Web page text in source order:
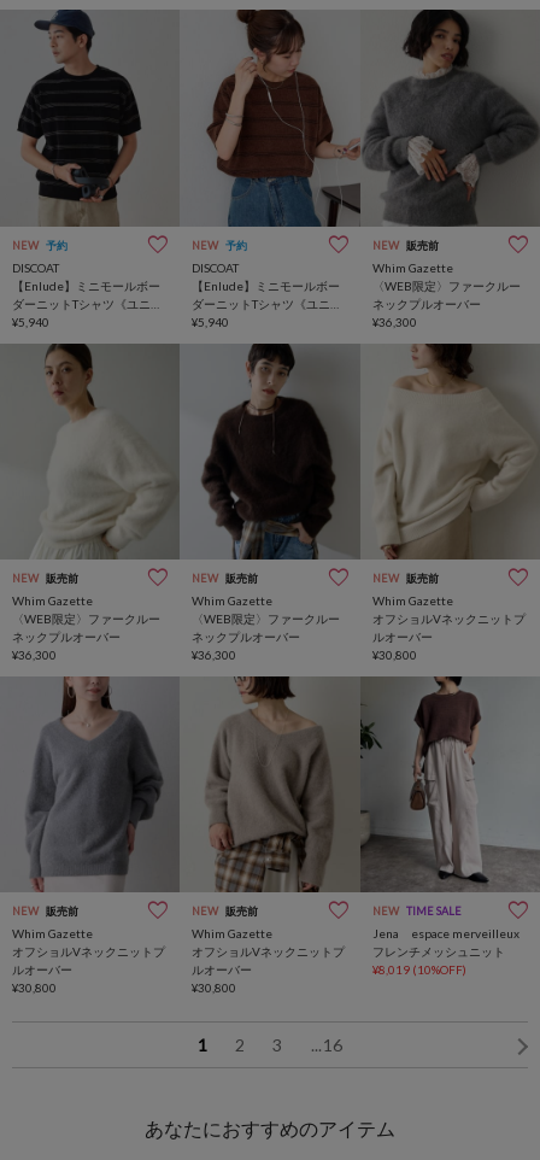
NEW 予約
DISCOAT
【Enlude】ミニモールボー
ダーニットTシャツ《ユニセ
ックス》
¥5,940
NEW 予約
DISCOAT
【Enlude】ミニモールボー
ダーニットTシャツ《ユニセ
ックス》
¥5,940
NEW 販売前
Whim Gazette
〈WEB限定〉ファークルー
ネックプルオーバー
¥36,300
NEW 販売前
Whim Gazette
〈WEB限定〉ファークルー
ネックプルオーバー
¥36,300
NEW 販売前
Whim Gazette
〈WEB限定〉ファークルー
ネックプルオーバー
¥36,300
NEW 販売前
Whim Gazette
オフショルVネックニットプ
ルオーバー
¥30,800
NEW 販売前
Whim Gazette
オフショルVネックニットプ
ルオーバー
¥30,800
NEW 販売前
Whim Gazette
オフショルVネックニットプ
ルオーバー
¥30,800
NEW TIME SALE
Jena espace merveilleux
フレンチメッシュニット
¥8,019 (10%OFF)
1 2 3 ...16
あなたにおすすめのアイテム